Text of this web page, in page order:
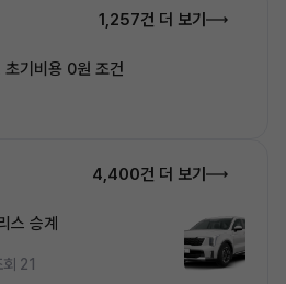
1,257건 더 보기
기비용 0원 조건
4,400건 더 보기
스 승계
회 21